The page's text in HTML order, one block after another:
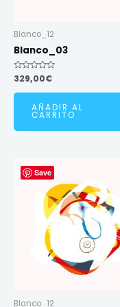
Blanco_12
Blanco_03
Valorado
en
0
329,00€
AÑADIR AL
CARRITO
Save
Blanco_12